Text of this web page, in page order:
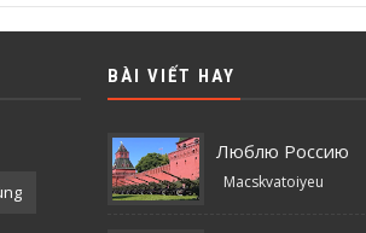
BÀI VIẾT HAY
Люблю Россию
Macskvatoiyeu